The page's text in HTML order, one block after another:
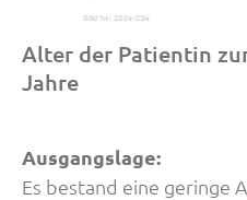
Alter der Patientin
Jahre
Ausgangslage:
Es bestand eine geringe